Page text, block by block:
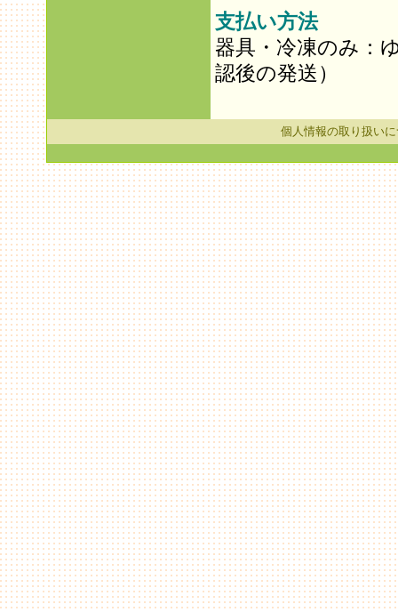
支払い方法
器具・冷凍のみ：
認後の発送）
個人情報の取り扱い